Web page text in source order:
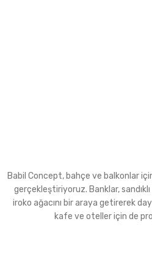
Babil Concept, bahçe ve balkonlar
gerçekleştiriyoruz. Banklar,
iroko ağacını bir araya getirerek
kafe ve oteller için de